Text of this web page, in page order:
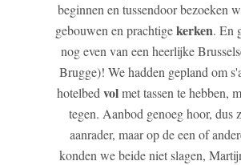
beginnen en tussendoor bezoeken
gebouwen en prachtigekerken. En
nog even van een heerlijke
Brugge)! We hadden gepland om
hotelbedvolmet tassen te hebben,
tegen. Aanbod genoeg hoor, dus
aanrader, maar op de een of
konden we beide niet slagen,